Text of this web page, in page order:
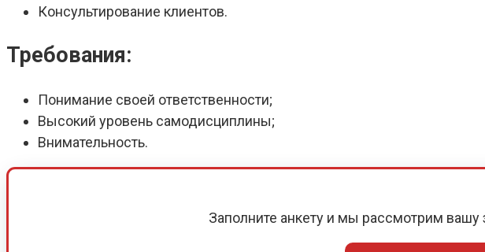
Консультирование клиентов.
Требования:
Понимание своей ответственности;
Высокий уровень самодисциплины;
Внимательность.
Заполните анкету и мы рассмотрим